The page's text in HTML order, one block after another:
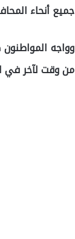
جميع أنحاء
وواجه
من وقت لآخر في